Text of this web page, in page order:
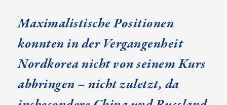
Maximalistische Positionen
konnten in der Vergangenheit
Nordkorea nicht von seinem Kurs
abbringen – nicht zuletzt, da